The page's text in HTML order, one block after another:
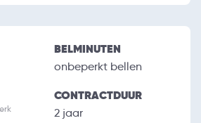
BELMINUTEN
onbeperkt bellen
CONTRACTDUUR
2 jaar